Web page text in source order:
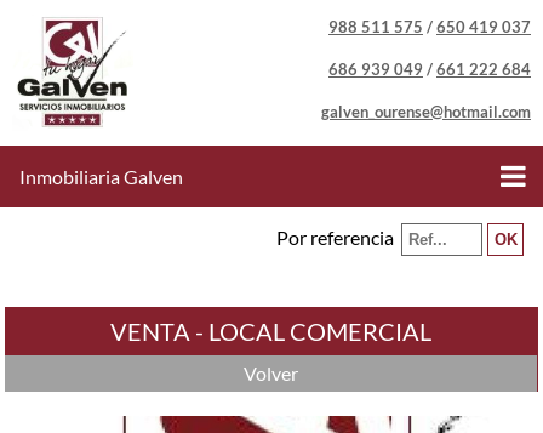
988 511 575 /650 419 037
686 939 049 /661 222 684
galven_ourense@hotmail.com
Inmobiliaria Galven
Por referencia
VENTA - LOCAL COMERCIAL
Volver